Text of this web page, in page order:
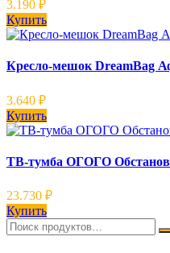
3.190 ₽
Купить
Кресло-мешок DreamBag
3.640 ₽
Купить
ТВ-тумба ОГОГО
23.730 ₽
Купить